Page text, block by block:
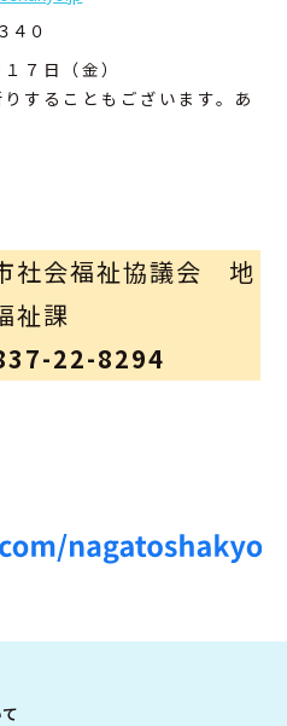
４０
７日（金）
することもございます。あ
社会福祉協議会 地
祉課
22-8294